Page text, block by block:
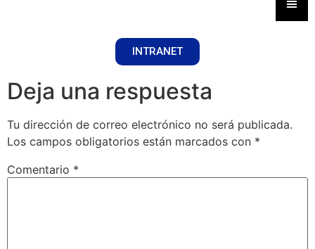
INTRANET
Deja una respuesta
Tu dirección de correo electrónico no será publicada.
Los campos obligatorios están marcados con *
Comentario *